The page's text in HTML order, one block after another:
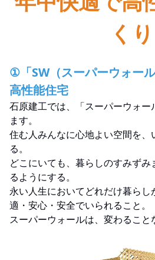
くり
①「SW（スーパーウォー
高性能住宅
石原建工では、「スーパーウォー
ます。
住む人みんなに心地よい空間を、
る。
どこにいても、暮らしのすみず
るようにする。
永い人生においてどれだけ暮ら
適・安心・安全でいられること。
スーパーウォールは、変わること